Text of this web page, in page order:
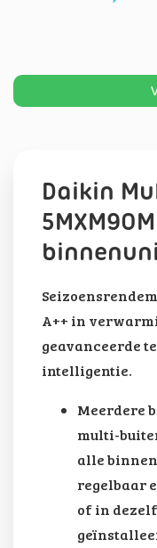
Daikin
A++ in
geavanceerde
intelligentie.
Meerdere
multi-
alle
regelbaar
of in